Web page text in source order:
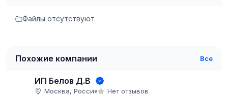
Файлы отсутствуют
Похожие компании Все
ИП Белов Д.В
Москва, Россия
Нет отзывов